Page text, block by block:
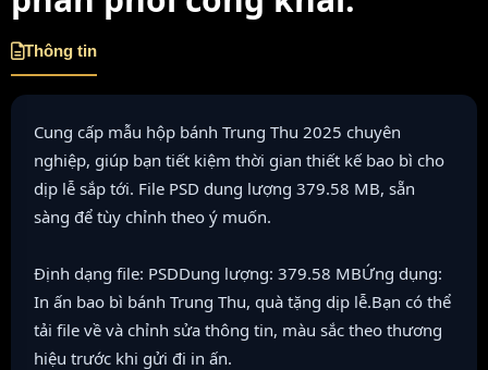
Thông tin
Cung cấp mẫu hộp bánh Trung Thu 2025 chuyên
nghiệp, giúp bạn tiết kiệm thời gian thiết kế bao bì cho
dịp lễ sắp tới. File PSD dung lượng 379.58 MB, sẵn
sàng để tùy chỉnh theo ý muốn.
Định dạng file: PSDDung lượng: 379.58 MBỨng dụng:
In ấn bao bì bánh Trung Thu, quà tặng dịp lễ.Bạn có thể
tải file về và chỉnh sửa thông tin, màu sắc theo thương
hiệu trước khi gửi đi in ấn.